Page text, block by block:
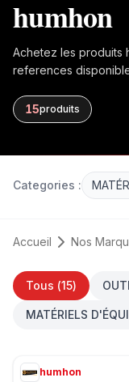
humhon
Achetez les produits
references
15produits
Categories :
Accueil Nos
Tous (15)
MATÉRIELS
humhon